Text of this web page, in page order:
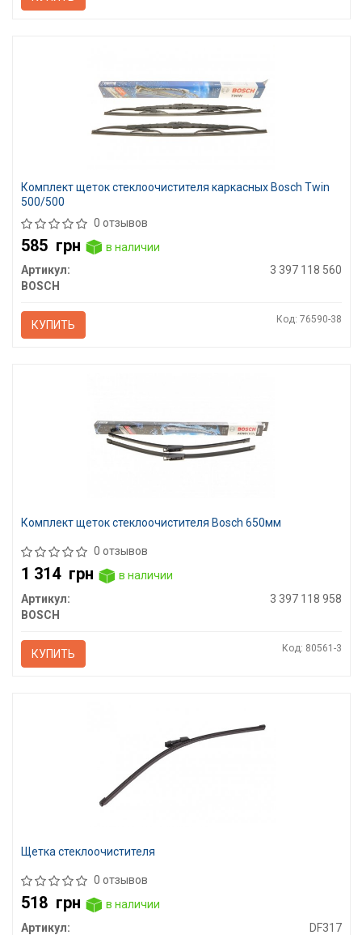
Комплект щеток стеклоочистителя каркасных Bosch Twin
500/500
0 отзывов
585 грн
в наличии
Артикул:
3 397 118 560
BOSCH
КУПИТЬ Код: 76590-38
Комплект щеток стеклоочистителя Bosch 650мм
0 отзывов
1 314 грн
в наличии
Артикул:
3 397 118 958
BOSCH
КУПИТЬ Код: 80561-3
Щетка стеклоочистителя
0 отзывов
518 грн
в наличии
Артикул:
DF317